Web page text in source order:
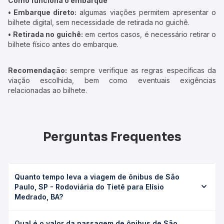
• Embarque direto: algumas viações permitem apresentar o
bilhete digital, sem necessidade de retirada no guichê.
• Retirada no guichê: em certos casos, é necessário retirar o
bilhete físico antes do embarque.
Recomendação: sempre verifique as regras específicas da
viação escolhida, bem como eventuais exigências
relacionadas ao bilhete.
Perguntas Frequentes
Quanto tempo leva a viagem de ônibus de São
Paulo, SP - Rodoviária do Tietê para Elísio
Medrado, BA?